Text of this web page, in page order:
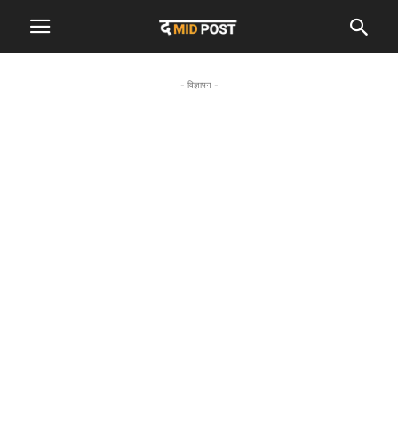
- विज्ञापन -